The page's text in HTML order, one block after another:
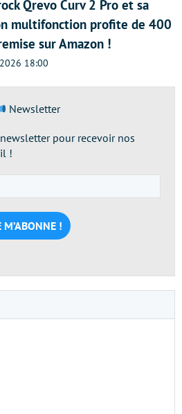
Qrevo Curv 2 Pro et sa
multifonction profite de 400
sur Amazon !
18:00
Newsletter
pour recevoir nos
!
e-
mail
*